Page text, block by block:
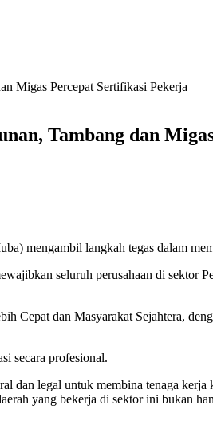
Migas Percepat Sertifikasi Pekerja
Tambang dan
mengambil langkah tegas dalam
seluruh perusahaan di sektor
Cepat dan Masyarakat Sejahtera,
secara profesional.
legal untuk membina tenaga
yang bekerja di sektor ini bukan